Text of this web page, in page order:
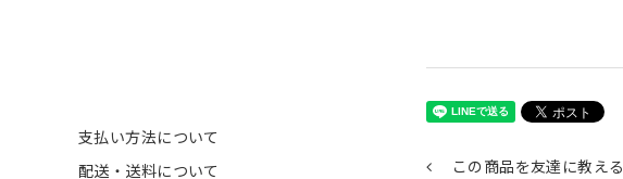
支払い方法について
配送・送料について
この商品を友達に教える